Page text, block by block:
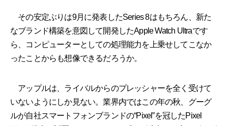
その安定ぶりは9月に発表したSeries 8はもちろん、新た
なブランド構築を意図して開発したApple Watch Ultraです
ら、コンピューターとしての処理能力を上乗せしてこなか
ったことからも想像できるだろうか。
アップルは、ライバルからのプレッシャーを全く受けて
いないようにしか見ない。業界内ではこの年の秋、グーグ
ルが自社スマートフォンブランドの“Pixel”を冠したPixel